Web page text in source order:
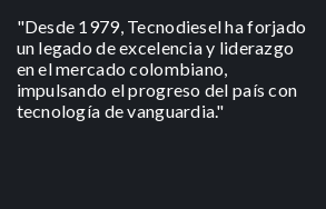
"Desde 1979, Tecnodiesel ha forjado
un legado de excelencia y liderazgo
en el mercado colombiano,
impulsando el progreso del país con
tecnología de vanguardia."